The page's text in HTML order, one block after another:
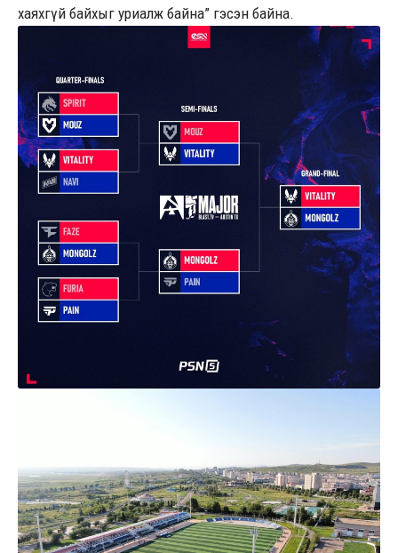
хаяхгүй байхыг уриалж байна” гэсэн байна.